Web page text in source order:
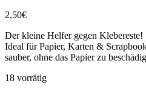
2,50€
Der kleine Helfer gegen Klebereste!
Ideal für Papier, Karten &
sauber, ohne das Papier zu
18 vorrätig